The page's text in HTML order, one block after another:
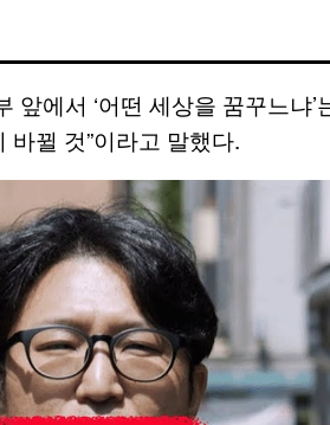
에서 ‘어떤 세상을 꿈꾸느냐’
뀔 것”이라고 말했다.